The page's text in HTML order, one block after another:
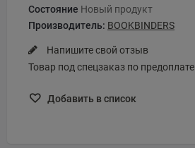
Состояние Новый продукт
Производитель: BOOKBINDERS
Напишите свой отзыв
Товар под спецзаказ по предоплате
Добавить в список